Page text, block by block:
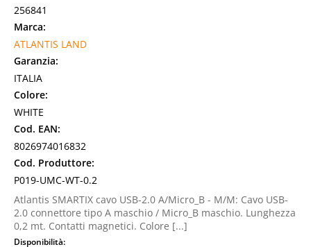
256841
Marca:
ATLANTIS LAND
Garanzia:
ITALIA
Colore:
WHITE
Cod. EAN:
8026974016832
Cod. Produttore:
P019-UMC-WT-0.2
Atlantis SMARTIX cavo USB-2.0 A/Micro_B - M/M: Cavo USB-
2.0 connettore tipo A maschio / Micro_B maschio. Lunghezza
0,2 mt. Contatti magnetici. Colore [...]
Disponibilità: